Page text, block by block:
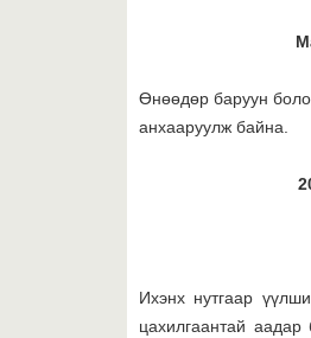
Малчид,
Өнөөдөр баруун
анхааруулж байна.
Ихэнх нутгаар
цахилгаантай